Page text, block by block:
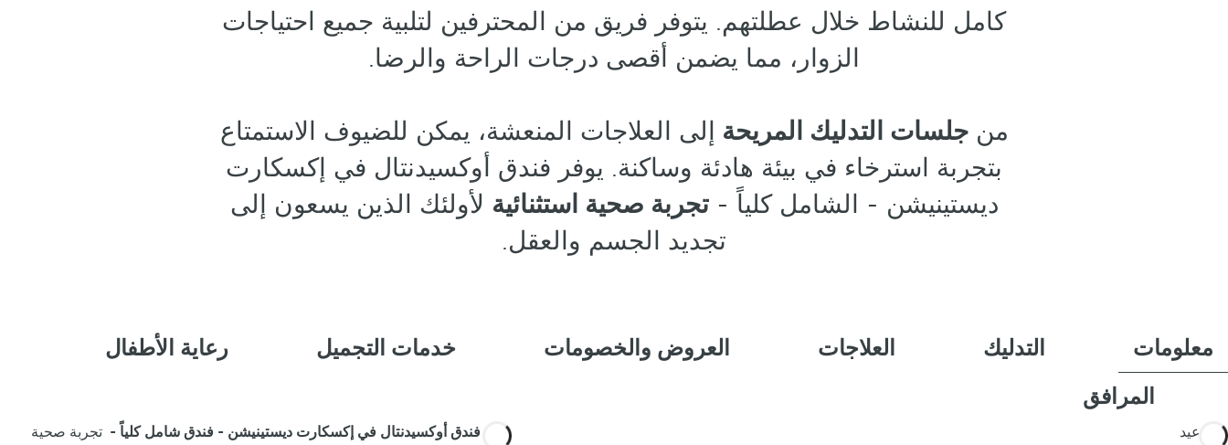
كامل للنشاط خلال عطلتهم. يتوفر فريق من المحترفين لتلبية جميع احتياجات
الزوار، مما يضمن أقصى درجات الراحة والرضا.
منجلسات التدليك المريحة
إلى العلاجات المنعشة، يمكن للضيوف الاستمتاع
بتجربة استرخاء في بيئة هادئة وساكنة. يوفر فندق أوكسيدنتال في إكسكارت
ديستينيشن - الشامل كلياً -تجربة صحية استثنائية لأولئك الذين يسعون إلى
تجديد الجسم والعقل.
معلومات التدليك العلاجات العروض والخصومات خدمات التجميل
رعاية الأطفال
المرافق
يقدم فندق أوكسيدنتال في إكسكارت ديستينيشن - فندق شامل كلياً - تجربة صحية
المواعيد